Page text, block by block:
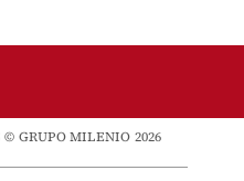
© GRUPO MILENIO 2026